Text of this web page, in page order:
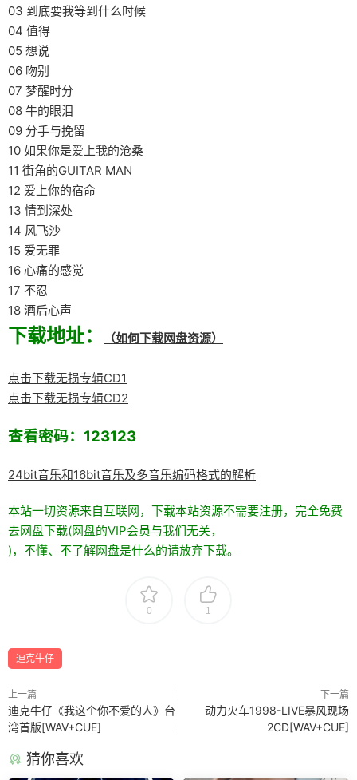
03 到底要我等到什么时候
04 值得
05 想说
06 吻别
07 梦醒时分
08 牛的眼泪
09 分手与挽留
10 如果你是爱上我的沧桑
11 街角的GUITAR MAN
12 爱上你的宿命
13 情到深处
14 风飞沙
15 爱无罪
16 心痛的感觉
17 不忍
18 酒后心声
下载地址： （如何下载网盘资源）
点击下载无损专辑CD1
点击下载无损专辑CD2
查看密码：123123
24bit音乐和16bit音乐及多音乐编码格式的解析
本站一切资源来自互联网，下载本站资源不需要注册，完全免费
去网盘下载(网盘的VIP会员与我们无关，
)，不懂、不了解网盘是什么的请放弃下载。
0 1
迪克牛仔
上一篇
迪克牛仔《我这个你不爱的人》台
湾首版[WAV+CUE]
下一篇
动力火车1998-LIVE暴风现场
2CD[WAV+CUE]
猜你喜欢